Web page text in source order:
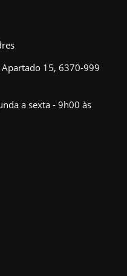
15, 6370-999
a sexta - 9h00 às